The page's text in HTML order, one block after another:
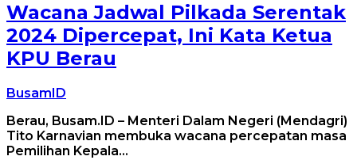
Wacana Jadwal Pilkada Serentak
2024 Dipercepat, Ini Kata Ketua
KPU Berau
BusamID
Berau, Busam.ID – Menteri Dalam Negeri (Mendagri)
Tito Karnavian membuka wacana percepatan masa
Pemilihan Kepala…